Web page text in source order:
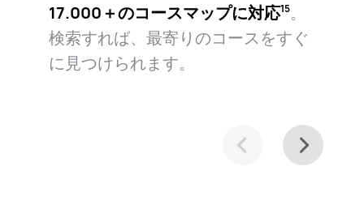
17.000＋のコースマップに対応⁠15。
検索すれば、最寄りのコースをすぐ
に見つけられます。